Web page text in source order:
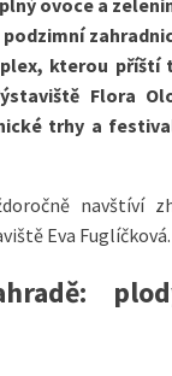
podzimní
kterou příští
Flora
trhy a
navštíví
Eva Fuglíčková.